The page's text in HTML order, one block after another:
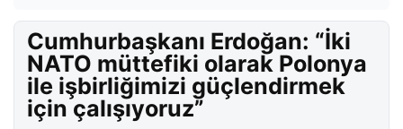
Cumhurbaşkanı Erdoğan: “İki
NATO müttefiki olarak Polonya
ile işbirliğimizi güçlendirmek
için çalışıyoruz”